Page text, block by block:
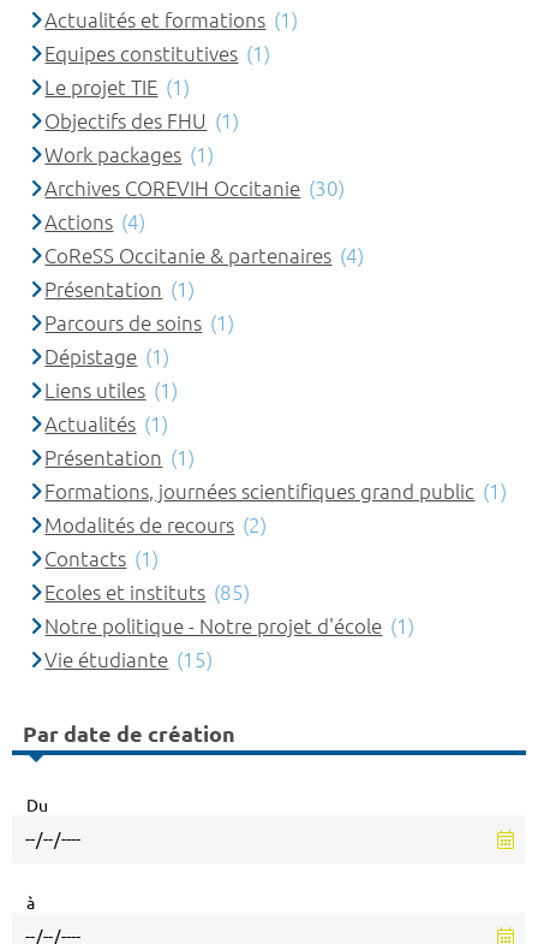
Actualités et formations (1)
Equipes constitutives (1)
Le projet TIE (1)
Objectifs des FHU (1)
Work packages (1)
Archives COREVIH Occitanie (30)
Actions (4)
CoReSS Occitanie & partenaires (4)
Présentation (1)
Parcours de soins (1)
Dépistage (1)
Liens utiles (1)
Actualités (1)
Présentation (1)
Formations, journées scientifiques grand public (1)
Modalités de recours (2)
Contacts (1)
Ecoles et instituts (85)
Notre politique - Notre projet d'école (1)
Vie étudiante (15)
Par date de création
Du
à